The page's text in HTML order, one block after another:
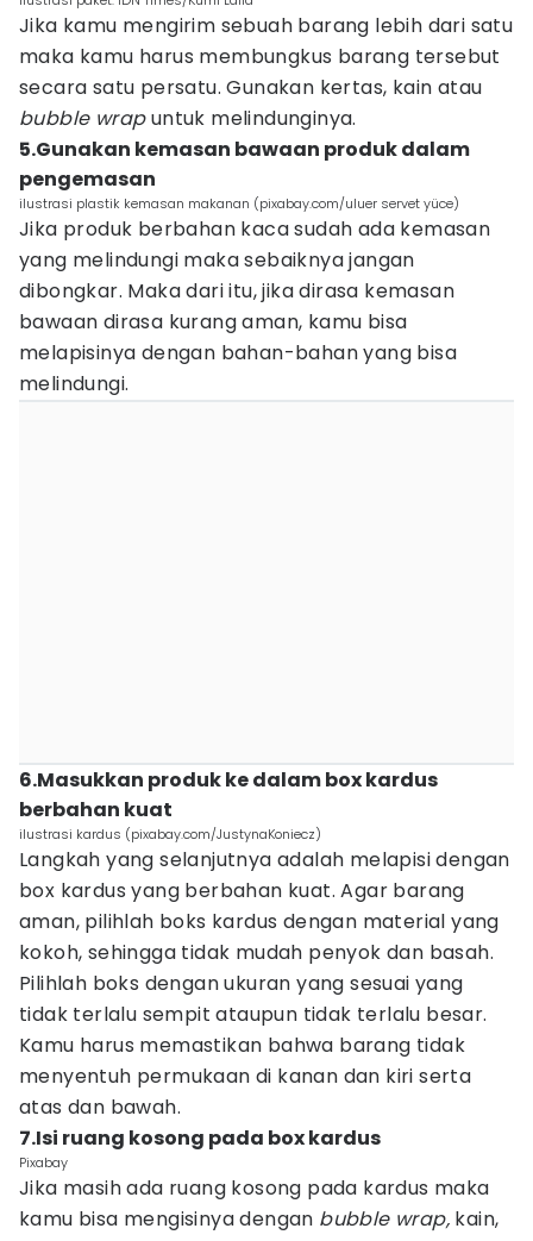
Jika kamu mengirim sebuah barang lebih dari satu
maka kamu harus membungkus barang tersebut
secara satu persatu. Gunakan kertas, kain atau
bubble wrapuntuk melindunginya.
5.Gunakan kemasan bawaan produk dalam
pengemasan
ilustrasi plastik kemasan makanan (pixabay.com/uluer servet yüce)
Jika produk berbahan kaca sudah ada kemasan
yang melindungi maka sebaiknya jangan
dibongkar. Maka dari itu, jika dirasa kemasan
bawaan dirasa kurang aman, kamu bisa
melapisinya dengan bahan-bahan yang bisa
melindungi.
6.Masukkan produk ke dalam box kardus
berbahan kuat
ilustrasi kardus (pixabay.com/JustynaKoniecz)
Langkah yang selanjutnya adalah melapisi dengan
box kardus yang berbahan kuat. Agar barang
aman, pilihlah boks kardus dengan material yang
kokoh, sehingga tidak mudah penyok dan basah.
Pilihlah boks dengan ukuran yang sesuai yang
tidak terlalu sempit ataupun tidak terlalu besar.
Kamu harus memastikan bahwa barang tidak
menyentuh permukaan di kanan dan kiri serta
atas dan bawah.
7.Isi ruang kosong pada box kardus
Pixabay
Jika masih ada ruang kosong pada kardus maka
kamu bisa mengisinya dengan bubble wrap, kain,